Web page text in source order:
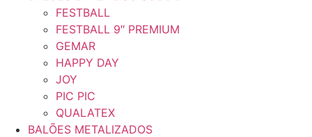
FESTBALL
FESTBALL 9″ PREMIUM
GEMAR
HAPPY DAY
JOY
PIC PIC
QUALATEX
BALÕES METALIZADOS